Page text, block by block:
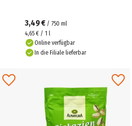
3,49 € / 750 ml
4,65 € / 1 l
Online verfügbar
In die Filiale lieferbar